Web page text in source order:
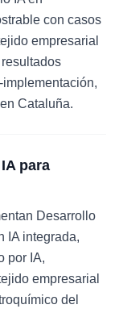
con casos
empresarial
Cataluña.
para
Desarrollo
IA integrada,
por IA,
empresarial
del